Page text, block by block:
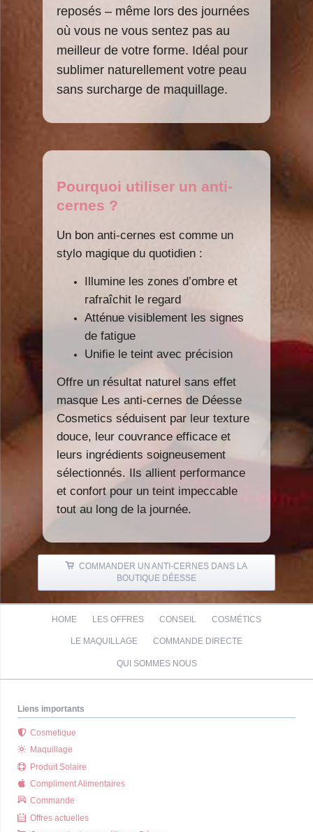
reposés – même lors des journées
où vous ne vous sentez pas au
meilleur de votre forme. Idéal pour
sublimer naturellement votre peau
sans surcharge de maquillage.
Pourquoi utiliser un anti-
cernes ?
Un bon anti-cernes est comme un
stylo magique du quotidien :
Illumine les zones d’ombre et
rafraîchit le regard
Atténue visiblement les signes
de fatigue
Unifie le teint avec précision
Offre un résultat naturel sans effet
masque Les anti-cernes de Déesse
Cosmetics séduisent par leur texture
douce, leur couvrance efficace et
leurs ingrédients soigneusement
sélectionnés. Ils allient performance
et confort pour un teint impeccable
tout au long de la journée.
COMMANDER UN ANTI-CERNES DANS LA
BOUTIQUE DÉESSE
Aller
contenu
HOME LES OFFRES CONSEIL COSMÉTICS
LE MAQUILLAGE COMMANDE DIRECTE
QUI SOMMES NOUS
Liens importants
Cosmetique
Maquillage
Produit Solaire
Compliment Alimentaires
Commande
Offres actuelles